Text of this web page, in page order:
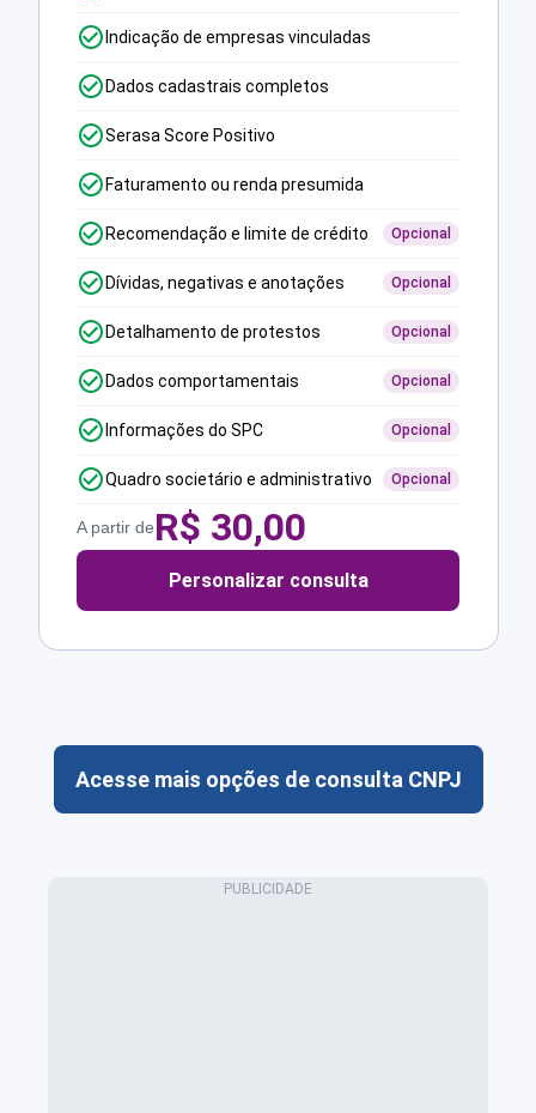
Indicação de empresas vinculadas
Dados cadastrais completos
Serasa Score Positivo
Faturamento ou renda presumida
Recomendação e limite de crédito Opcional
Dívidas, negativas e anotações Opcional
Detalhamento de protestos Opcional
Dados comportamentais Opcional
Informações do SPC Opcional
Quadro societário e administrativo Opcional
A partir deR$ 30,00
Personalizar consulta
Acesse mais opções de consulta CNPJ